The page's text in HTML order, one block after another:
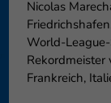
Nicolas
World-
Rekordmeister
Frankreich,